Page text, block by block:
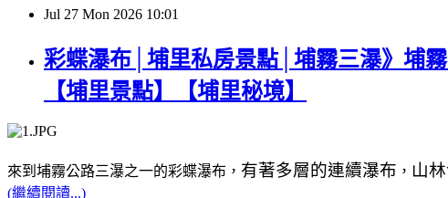
Jul 27 Mon 2026 10:01
彩蝶瀑布│埔里私房景點│埔霧三瀑》埔
【埔里景點】【埔里秘境】
來到埔霧公路三瀑之一的彩蝶瀑布， 有著多層的連續瀑布 ， 山
(繼續閱讀...)